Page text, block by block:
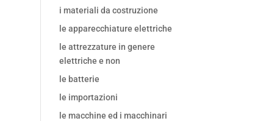
i materiali da costruzione
le apparecchiature elettriche
le attrezzature in genere
elettriche e non
le batterie
le importazioni
le macchine ed i macchinari